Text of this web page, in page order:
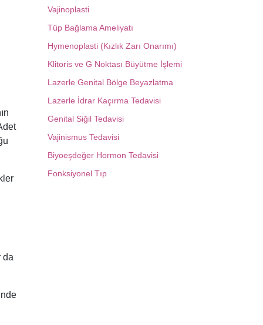
da
Vajinoplasti
Tüp Bağlama Ameliyatı
Hymenoplasti (Kızlık Zarı Onarımı)
Klitoris ve G Noktası Büyütme İşlemi
Lazerle Genital Bölge Beyazlatma
Lazerle İdrar Kaçırma Tedavisi
Genital Siğil Tedavisi
Vajinismus Tedavisi
Biyoeşdeğer Hormon Tedavisi
Fonksiyonel Tıp